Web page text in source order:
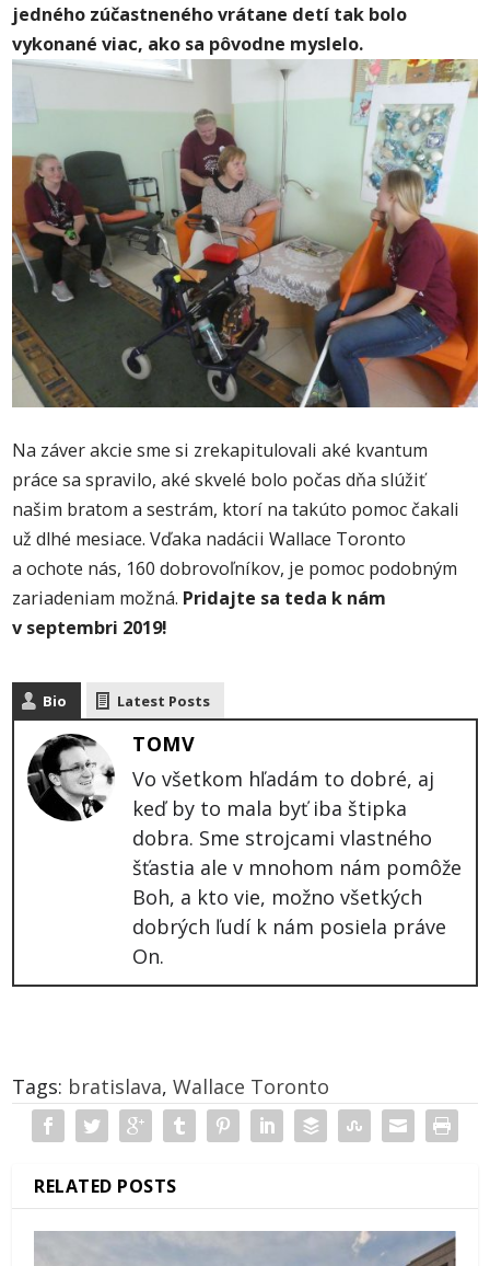
jedného zúčastneného vrátane detí tak bolo
vykonané viac, ako sa pôvodne myslelo.
Na záver akcie sme si zrekapitulovali aké kvantum
práce sa spravilo, aké skvelé bolo počas dňa slúžiť
našim bratom a sestrám, ktorí na takúto pomoc čakali
už dlhé mesiace. Vďaka nadácii Wallace Toronto
a ochote nás, 160 dobrovoľníkov, je pomoc podobným
zariadeniam možná. Pridajte sa teda k nám
v septembri 2019!
Bio Latest Posts
TOMV
Vo všetkom hľadám to dobré, aj
keď by to mala byť iba štipka
dobra. Sme strojcami vlastného
šťastia ale v mnohom nám pomôže
Boh, a kto vie, možno všetkých
dobrých ľudí k nám posiela práve
On.
Tags: bratislava,Wallace Toronto
RELATED POSTS